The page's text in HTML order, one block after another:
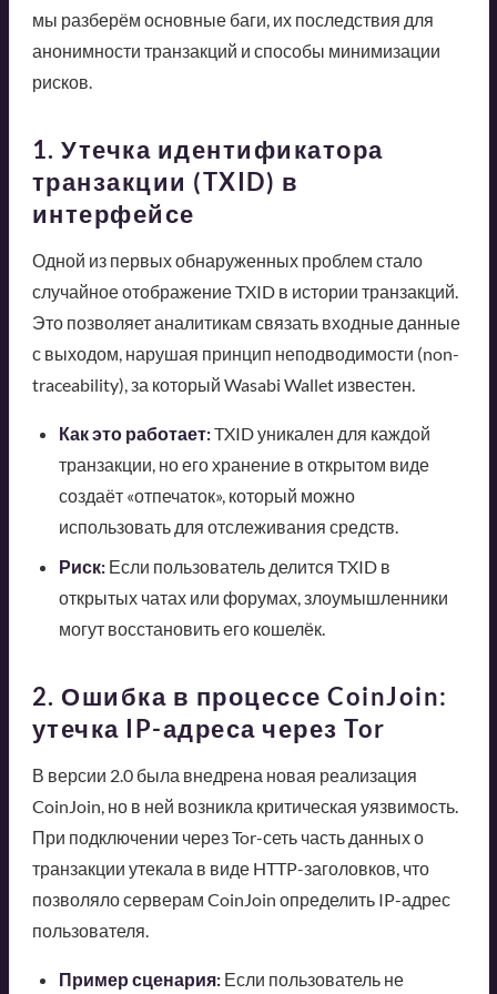
мы разберём основные баги, их последствия для
анонимности транзакций и способы минимизации
рисков.
1. Утечка идентификатора
транзакции (TXID) в
интерфейсе
Одной из первых обнаруженных проблем стало
случайное отображение TXID в истории транзакций.
Это позволяет аналитикам связать входные данные
с выходом, нарушая принцип неподводимости (non-
traceability), за который Wasabi Wallet известен.
Как это работает:TXID уникален для каждой
транзакции, но его хранение в открытом виде
создаёт «отпечаток», который можно
использовать для отслеживания средств.
Риск:Если пользователь делится TXID в
открытых чатах или форумах, злоумышленники
могут восстановить его кошелёк.
2. Ошибка в процессе CoinJoin:
утечка IP-адреса через Tor
В версии 2.0 была внедрена новая реализация
CoinJoin, но в ней возникла критическая уязвимость.
При подключении через Tor-сеть часть данных о
транзакции утекала в виде HTTP-заголовков, что
позволяло серверам CoinJoin определить IP-адрес
пользователя.
Пример сценария:Если пользователь не